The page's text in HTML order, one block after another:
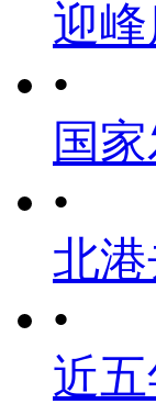
迎
•
国
•
北
•
近